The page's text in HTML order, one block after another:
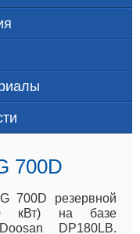
700D
700D резервной
кВт) на базе
DP180LB.